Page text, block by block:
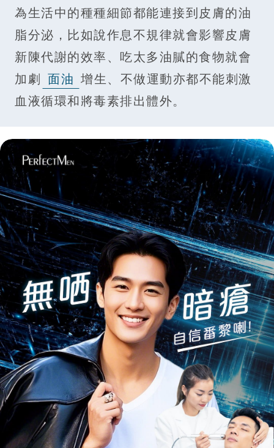
為生活中的種種細節都能連接到皮膚的油
脂分泌，比如說作息不規律就會影響皮膚
新陳代謝的效率、吃太多油膩的食物就會
加劇 面油 增生、不做運動亦都不能刺激
血液循環和將毒素排出體外。